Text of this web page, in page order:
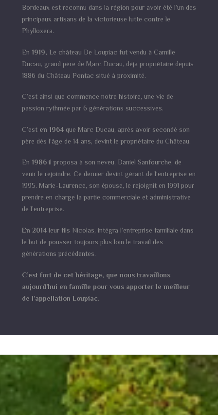
Bordeaux est reconnu dans la région pour avoir été l’un des
principaux artisans de la victorieuse lutte contre le
Phylloxéra.
En 1919, Le château De Loupiac fut vendu à Camille
Ducau, grand père de Marc Ducau, déjà propriétaire depuis
1886 du Château Pontac situé à proximité.
C’est ainsi que commence notre histoire, une vie de
passion rythmée par 6 générations successives.
C’est en 1964que Marc Ducau, après avoir secondé son
père dès l’âge de 14 ans, devint le propriétaire du Château.
En 1986il proposa à son neveu, Daniel Sanfourche, de
venir le rejoindre. Ce dernier devint gérant de l‘entreprise en
1995. Marie-Laurence, son épouse, le rejoignit en 1991 pour
prendre en charge la partie commerciale et administrative
de l’entreprise.
En 2014leur fils Nicolas, intégra l’entreprise familiale dans
le but de pousser toujours plus loin le travail des
générations précédentes.
C’est fort de cet héritage, que nous travaillons
aujourd’hui en famille pour vous apporter le meilleur
de l’appellation Loupiac.